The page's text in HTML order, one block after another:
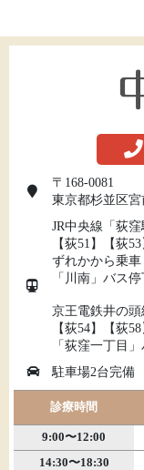
〒168-0081
東京都杉並区宮
JR中央線「荻
【荻51】【荻
ずれかから乗車
「川南」バス
京王電鉄井の
【荻54】【荻
「荻窪一丁目
駐車場2台完備
診療時間
9:00〜12:00
14:30〜18:30